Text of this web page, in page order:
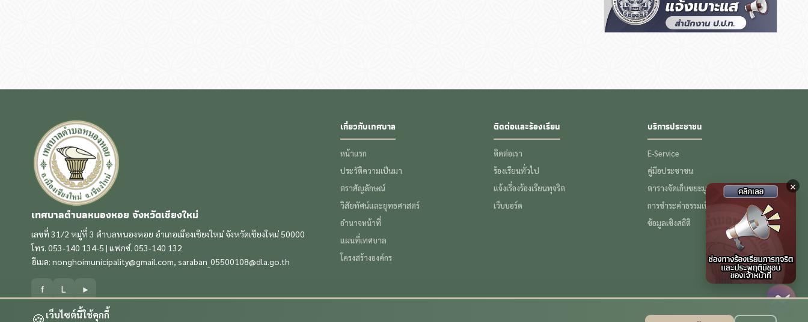
เว็บไซต์นี้ใช้คุกกี้
เทศบาลตำบลหนองหอย จังหวัดเชียงใหม่
เลขที่ 31/2 หมู่ที่ 3 ตำบลหนองหอย อำเภอเมืองเชียงใหม่ จังหวัดเชียงใหม่ 50000
โทร. 053-140 134-5 | แฟกซ์. 053-140 132
อีเมล: nonghoimunicipality@gmail.com saraban_05500108@dla.go.th
f L ▶
เกี่ยวกับเทศบาล
หน้าแรก
ประวัติความเป็นมา
ตราสัญลักษณ์
วิสัยทัศน์และยุทธศาสตร์
อำนาจหน้าที่
แผนที่เทศบาล
โครงสร้างองค์กร
ติดต่อและร้องเรียน
ติดต่อเรา
ร้องเรียนทั่วไป
แจ้งเรื่องร้องเรียนทุจริต
เว็บบอร์ด
บริการประชาชน
E-Service
คู่มือประชาชน
ตารางจัดเก็บขยะมูลฝอย
การชำระค่าธรรมเนียมขยะ
ข้อมูลเชิงสถิติ
×